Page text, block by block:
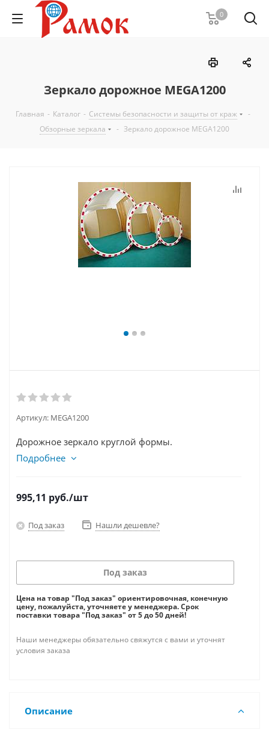
0
Зеркало дорожное MEGA1200
Главная - Каталог - Системы безопасности и защиты от краж
-
Обзорные зеркала
- Зеркало дорожное MEGA1200
Артикул: MEGA1200
Дорожное зеркало круглой формы.
Подробнее
995,11 руб./шт
Под заказ Нашли дешевле?
Под заказ
Цена на товар "Под заказ" ориентировочная, конечную
цену, пожалуйста, уточняете у менеджера. Срок
поставки товара "Под заказ" от 5 до 50 дней!
Наши менеджеры обязательно свяжутся с вами и уточнят
условия заказа
Описание